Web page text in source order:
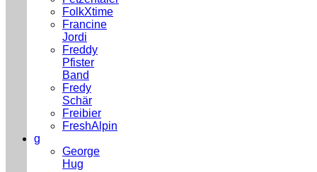
FolkXtime
Francine
Jordi
Freddy
Pfister
Band
Fredy
Schär
Freibier
FreshAlpin
g
George
Hug